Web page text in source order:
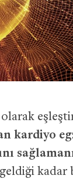
kardiyo
kadar